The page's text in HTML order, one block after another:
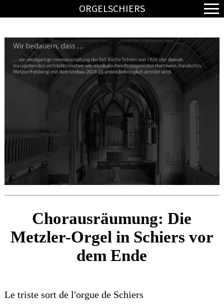
ORGELSCHIERS
HOME
PROGRAMM
DIE MUSIKER*INNEN
DEBATTE
DOKUMENTATION
TICKETS/ANMELDUNG
SCHUTZKONZEPT
ANREISE
Chorausräumung: Die
Metzler-Orgel in Schiers vor
dem Ende
Le triste sort de l'orgue de Schiers